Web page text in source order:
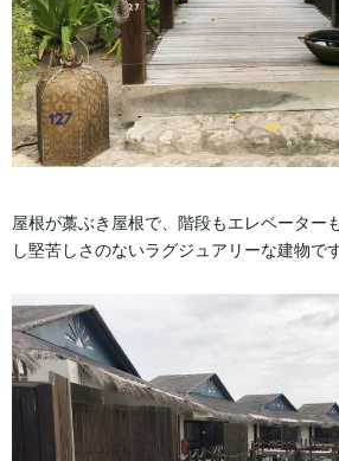
屋根が藁ぶき屋根で、階段もエレベーター
し堅苦しさのないラグジュアリーな建物です